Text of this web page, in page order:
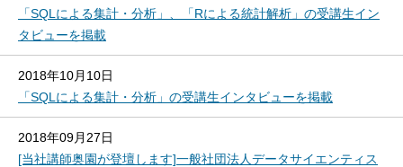
「SQLによる集計・分析」、「Rによる統計解析」の受講生イン
タビューを掲載
2018年10月10日
「SQLによる集計・分析」の受講生インタビューを掲載
2018年09月27日
[当社講師奥園が登壇します]一般社団法人データサイエンティス